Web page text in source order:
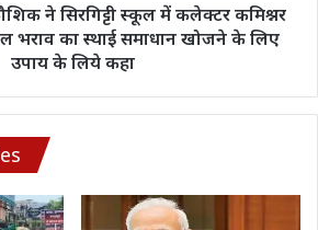
ने सिरगिट्टी स्कूल में कलेक्टर कमिश्नर
का स्थाई समाधान खोजने के लिए
उपाय के लिये कहा